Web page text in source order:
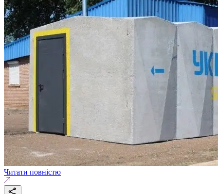
Читати повністю